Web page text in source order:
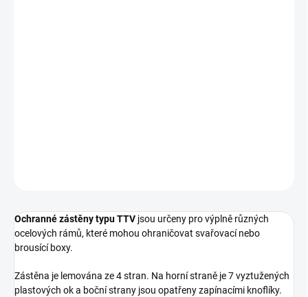
Ochranné zástěny typu TTV jsou určeny pro výplně různých
ocelových rámů, které mohou ohraničovat svařovací nebo
brousící boxy.
Zástěna je lemována ze 4 stran. Na horní straně je 7 vyztužených
plastových ok a boční strany jsou opatřeny zapínacími knoflíky.